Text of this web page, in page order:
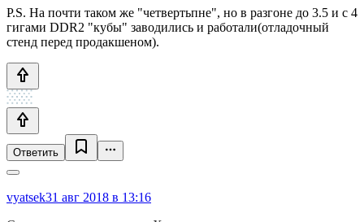
P.S. На почти таком же "четвертьпне", но в разгоне до 3.5 и с 4
гигами DDR2 "кубы" заводились и работали(отладочный
стенд перед продакшеном).
Ответить
vyatsek31 авг 2018 в 13:16